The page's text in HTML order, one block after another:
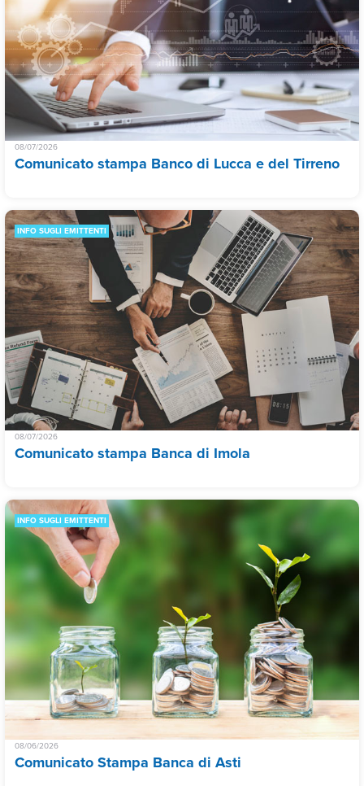
08/07/2026
Comunicato stampa Banco di Lucca e del Tirreno
INFO SUGLI EMITTENTI
08/07/2026
Comunicato stampa Banca di Imola
INFO SUGLI EMITTENTI
08/06/2026
Comunicato Stampa Banca di Asti